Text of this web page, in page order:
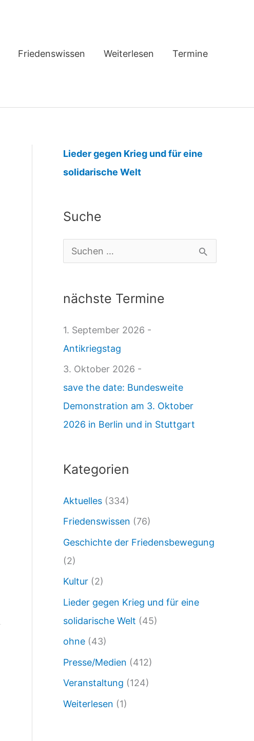
Friedenswissen Weiterlesen Termine
Lieder gegen Krieg und für eine
solidarische Welt:
d
n
t
e
n
3
.
K
g
Suche
u
hnächste Termine
1. September 2026 -
Antikriegstag
3. Oktober 2026 -
save the date: Bundesweite
Demonstration am 3. Oktober
2026 in Berlin und in Stuttgart
Kategorien
Aktuelles (334)
Friedenswissen (76)
Geschichte der Friedensbewegung
(2)
Kultur (2)
Lieder gegen Krieg und für eine
solidarische Welt (45)
ohne (43)
Presse/Medien (412)
Veranstaltung (124)
Weiterlesen (1)